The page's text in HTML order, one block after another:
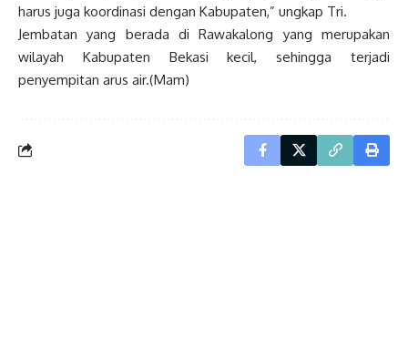
harus juga koordinasi dengan Kabupaten,” ungkap Tri.
Jembatan yang berada di Rawakalong yang merupakan
wilayah Kabupaten Bekasi kecil, sehingga terjadi
penyempitan arus air.(Mam)